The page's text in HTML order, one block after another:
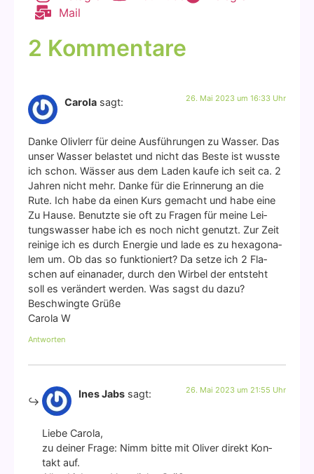
Mail
2 Kommentare
Carola sagt: 26. Mai 2023 um 16:33 Uhr
Dan­ke Oliv­lerr für dei­ne Aus­füh­run­gen zu Was­ser. Das
unser Was­ser belas­tet und nicht das Bes­te ist wuss­te
ich schon. Wäs­ser aus dem Laden kau­fe ich seit ca. 2
Jah­ren nicht mehr. Dan­ke für die Erin­ne­rung an die
Rute. Ich habe da einen Kurs gemacht und habe eine
Zu Hau­se. Benutz­te sie oft zu Fra­gen für mei­ne Lei­
tungs­was­ser habe ich es noch nicht genutzt. Zur Zeit
rei­ni­ge ich es durch Ener­gie und lade es zu hexa­go­na­
lem um. Ob das so funk­tio­niert? Da set­ze ich 2 Fla­
schen auf ein­a­n­ader, durch den Wir­bel der ent­steht
soll es ver­än­dert wer­den. Was sagst du dazu?
Beschwing­te Grü­ße
Caro­la W
Antworten
Ines Jabs sagt: 26. Mai 2023 um 21:55 Uhr
Lie­be Caro­la,
zu dei­ner Fra­ge: Nimm bit­te mit Oli­ver direkt Kon­
takt auf.